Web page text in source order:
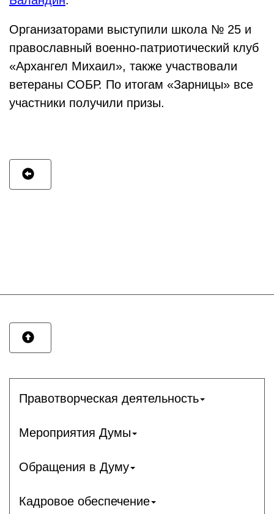
Организаторами выступили школа № 25 и
православный военно-патриотический клуб
«Архангел Михаил», также участвовали
ветераны СОБР. По итогам «Зарницы» все
участники получили призы.
Правотворческая деятельность
Мероприятия Думы
Обращения в Думу
Кадровое обеспечение